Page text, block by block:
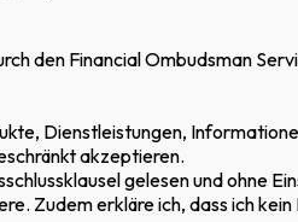
den Financial Ombudsman
Dienstleistungen,
akzeptieren.
gelesen und ohne
Zudem erkläre ich, dass ich